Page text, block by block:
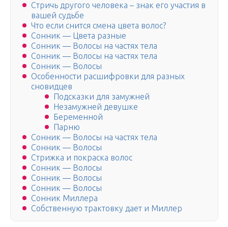
Стричь другого человека – знак его участия в
вашей судьбе
Что если снится смена цвета волос?
Сонник — Цвета разные
Сонник — Волосы на частях тела
Сонник — Волосы на частях тела
Сонник — Волосы
Особенности расшифровки для разных
сновидцев
Подсказки для замужней
Незамужней девушке
Беременной
Парню
Сонник — Волосы на частях тела
Сонник — Волосы
Стрижка и покраска волос
Сонник — Волосы
Сонник — Волосы
Сонник — Волосы
Сонник Миллера
Собственную трактовку дает и Миллер